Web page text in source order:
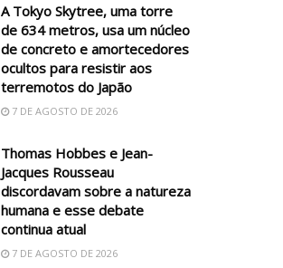
A Tokyo Skytree, uma torre
de 634 metros, usa um núcleo
de concreto e amortecedores
ocultos para resistir aos
terremotos do Japão
7 DE AGOSTO DE 2026
Thomas Hobbes e Jean-
Jacques Rousseau
discordavam sobre a natureza
humana e esse debate
continua atual
7 DE AGOSTO DE 2026